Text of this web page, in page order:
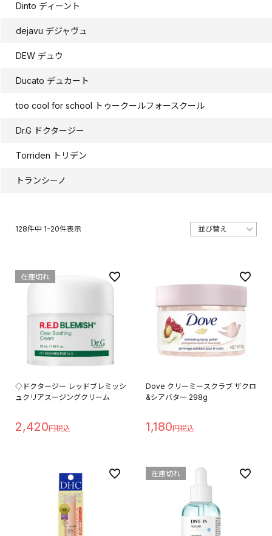
Dinto ディーント
dejavu デジャヴュ
DEW デュウ
Ducato デュカート
too cool for school トゥークールフォースクール
Dr.G ドクタージー
Torriden トリデン
トランシーノ
128件中 1-20件表示
◇ドクタージー レッドブレミッシ
ュクリアスージングクリーム
2,420
在庫切れ
Dove クリーミースクラブ ザクロ
&シアバター 298g
1,180
在庫切れ